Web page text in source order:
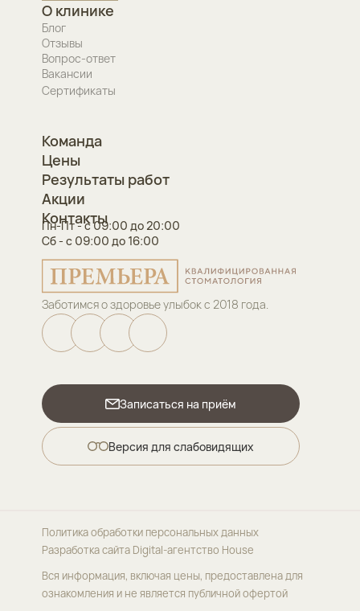
Заботимся о здоровье улыбок с 2018 года.
Записаться на приём
Версия для слабовидящих
О клинике
Блог
Отзывы
Вопрос-ответ
Вакансии
Сертификаты
Команда
Цены
Результаты работ
Акции
Контакты
Пн-Пт - с 09:00 до 20:00
Сб - с 09:00 до 16:00
Вся информация, включая цены, предоставлена для
ознакомления и не является публичной офертой
Политика обработки персональных данных
Разработка сайтаDigital-агентство House